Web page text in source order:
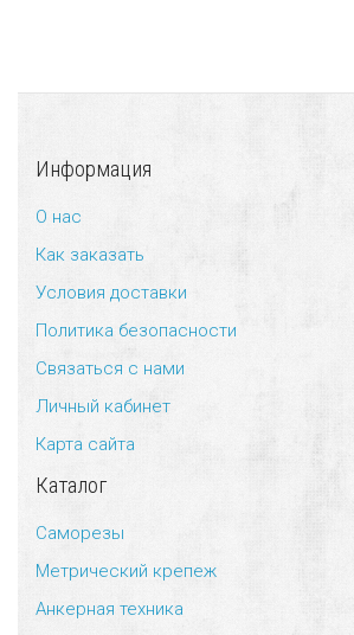
Информация
О нас
Как заказать
Условия доставки
Политика безопасности
Связаться с нами
Личный кабинет
Карта сайта
Каталог
Саморезы
Метрический крепеж
Анкерная техника